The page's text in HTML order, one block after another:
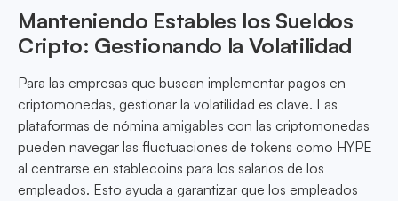
Manteniendo Estables los Sueldos
Cripto: Gestionando la Volatilidad
Para las empresas que buscan implementar pagos en
criptomonedas, gestionar la volatilidad es clave. Las
plataformas de nómina amigables con las criptomonedas
pueden navegar las fluctuaciones de tokens como HYPE
al centrarse en stablecoins para los salarios de los
empleados. Esto ayuda a garantizar que los empleados